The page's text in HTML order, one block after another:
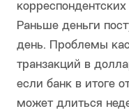
Раньше деньги
день. Проблемы
транзакций в
если банк в итоге
может длиться